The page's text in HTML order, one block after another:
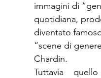
immagini di
quotidiana,
diventato
“scene di
Chardin.
Tuttavia